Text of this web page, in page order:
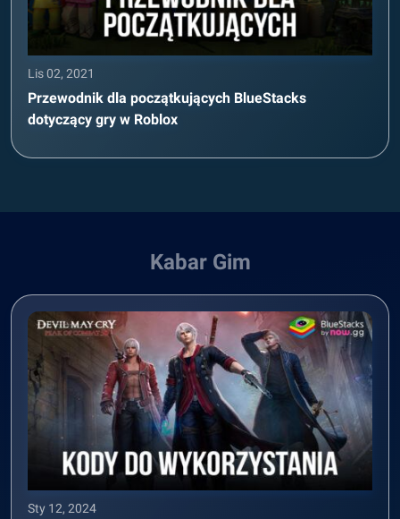
Lis 02, 2021
Przewodnik dla początkujących BlueStacks
dotyczący gry w Roblox
Kabar Gim
Sty 12, 2024